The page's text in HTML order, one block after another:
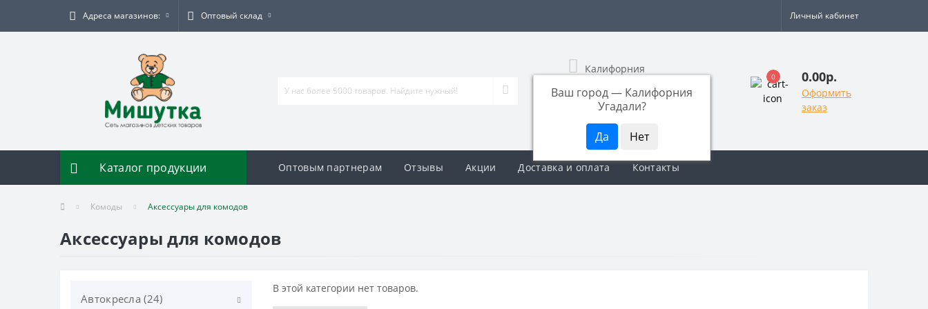
Адреса магазинов: Оптовый склад Личный кабинет
Калифорния
Ваш город — Калифорния
Угадали?
+7 (951) 803-17-38
0 0.00р.
Оформить
заказ
Каталог продукции Оптовым партнерам Отзывы Акции Доставка и оплата Контакты
Комоды Аксессуары для комодов
Аксессуары для комодов
Автокресла (24)
В этой категории нет товаров.